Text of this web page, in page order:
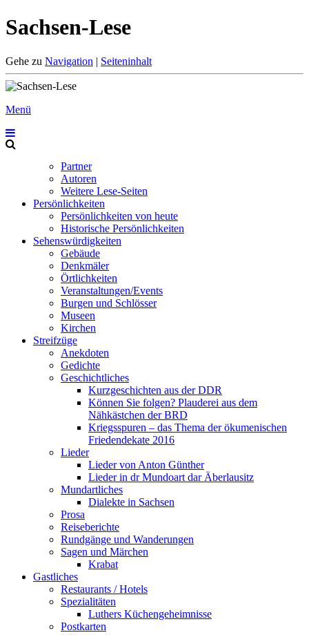
Sachsen-Lese
Gehe zu Navigation | Seiteninhalt
Menü
Partner
Autoren
Weitere Lese-Seiten
Persönlichkeiten
Persönlichkeiten von heute
Historische Persönlichkeiten
Sehenswürdigkeiten
Gebäude
Denkmäler
Örtlichkeiten
Veranstaltungen/Events
Burgen und Schlösser
Museen
Kirchen
Streifzüge
Anekdoten
Gedichte
Geschichtliches
Kurzgeschichten aus der DDR
Können Sie folgen? Plauderei aus dem
Nähkästchen der BRD
Kriegsspuren – das Thema der ökumenischen
Friedendekate 2016
Lieder
Lieder von Anton Günther
Lieder in dr Mundoart dar Äberlausitz
Mundartliches
Dialekte in Sachsen
Prosa
Reiseberichte
Rundgänge und Wanderungen
Sagen und Märchen
Krabat
Gastliches
Restaurants / Hotels
Spezialitäten
Luthers Küchengeheimnisse
Postkarten